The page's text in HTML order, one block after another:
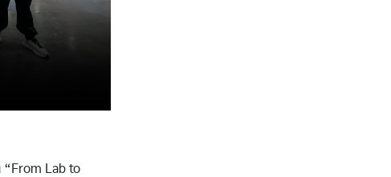
Lab to